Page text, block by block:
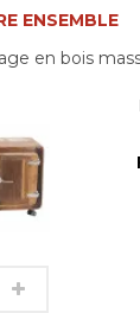
ENSEMBLE
en bois